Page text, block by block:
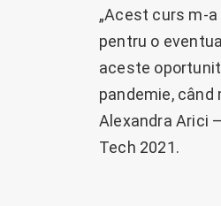
„Acest curs m-
pentru o
aceste
pandemie,
Alexandra Arici
Tech 2021.